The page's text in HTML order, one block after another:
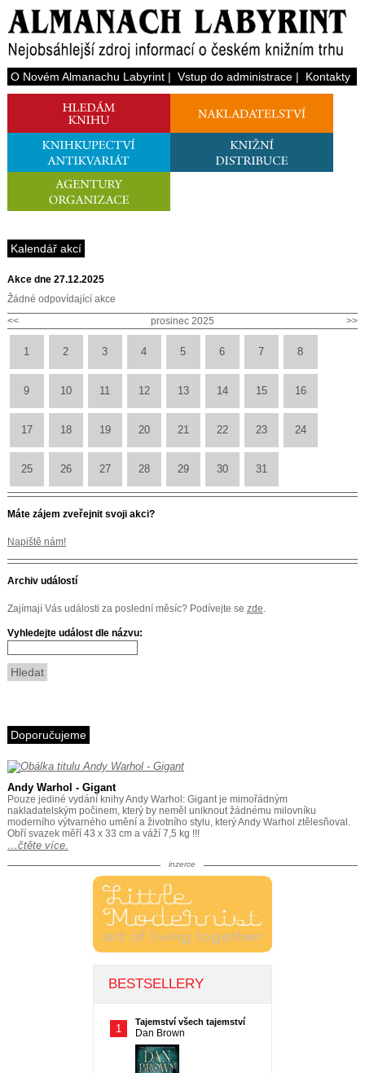
O Novém Almanachu Labyrint| Vstup do administrace| Kontakty
Kalendář akcí
Akce dne 27.12.2025
Žádné odpovídající akce
<<
>>
prosinec 2025
1 2 3 4 5 6 7 8
9 10 11 12 13 14 15 16
17 18 19 20 21 22 23 24
25 26 27 28 29 30 31
Máte zájem zveřejnit svoji akci?
Napiště nám!
Archiv událostí
Zajímají Vás události za poslední měsíc? Podívejte se zde.
Vyhledejte událost dle názvu:
Doporučujeme
Andy Warhol - Gigant
Pouze jediné vydání knihy Andy Warhol: Gigant je mimořádným
nakladatelským počinem, který by neměl uniknout žádnému milovníku
moderního výtvarného umění a životního stylu, který Andy Warhol ztělesňoval.
Obří svazek měří 43 x 33 cm a váží 7,5 kg !!!
…čtěte více.
inzerce